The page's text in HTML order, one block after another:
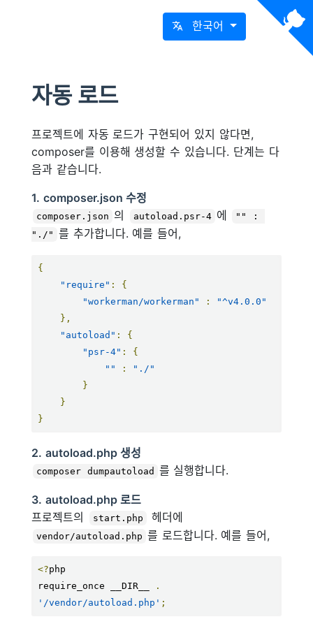
한국어
자동 로드
프로젝트에 자동 로드가 구현되어 있지 않다면,
composer를 이용해 생성할 수 있습니다. 단계는 다
음과 같습니다.
1. composer.json 수정
composer.json 의 autoload.psr-4 에
"" :
"./" 를 추가합니다. 예를 들어,
{
"require" :
{
"workerman/workerman"
:
"^v4.0.0"
},
"autoload" :
{
"psr-4" :
{
""
:
"./"
}
}
}
2. autoload.php 생성
composer dumpautoload 를 실행합니다.
3. autoload.php 로드
프로젝트의
start.php 헤더에
vendor/autoload.php 를 로드합니다. 예를 들어,
<?php
require_once __DIR__
.
'/vendor/autoload.php' ;